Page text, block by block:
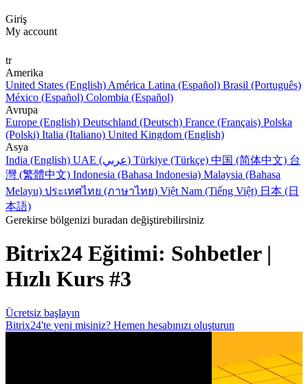
Giriş
My account
tr
Amerika
United States (English) América Latina (Español) Brasil (Português)
México (Español) Colombia (Español)
Avrupa
Europe (English) Deutschland (Deutsch) France (Français) Polska
(Polski) Italia (Italiano) United Kingdom (English)
Asya
India (English)
UAE (عربي) Türkiye (Türkçe) 中国 (简体中文) 台
灣 (繁體中文) Indonesia (Bahasa Indonesia) Malaysia (Bahasa
Melayu) ประเทศไทย (ภาษาไทย) Việt Nam (Tiếng Việt) 日本 (日
本語)
Gerekirse bölgenizi buradan değiştirebilirsiniz
Bitrix24 Eğitimi: Sohbetler |
Hızlı Kurs #3
Ücretsiz başlayın
Bitrix24'te yeni misiniz? Hemen hesabınızı oluşturun